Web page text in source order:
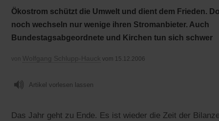
einem
neuen
Tab)
einem
neuen
Tab)
Gleichberechtigung
Künstliche Intelligenz(Öffnet
einem
neuen
Was gibt
Krieg und Frieden(Öffnet
einem
Tab)
Gott neu denken Krieg in der Ukraine
Flucht und Migration
Video-Podcast »Veranstaltungen«
Ökostrom schützt die Umwelt und dient dem Frieden.
noch wechseln nur wenige ihren Stromanbieter. Auch
Bundestagsabgeordnete und Kirchen tun sich schwer
von Wolfgang Schlupp-Hauck vom 15.12.2006
Artikel vorlesen lassen
Das Jahr geht zu Ende. Es ist wieder die Zeit der